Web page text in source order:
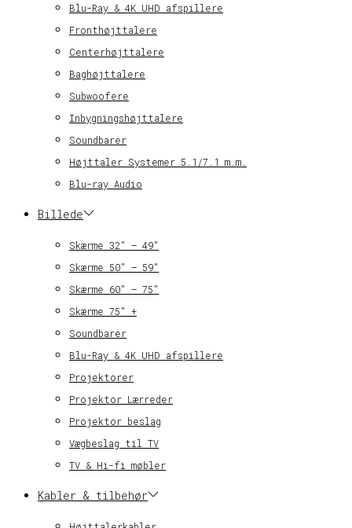
Blu-Ray & 4K UHD afspillere
Fronthøjttalere
Centerhøjttalere
Baghøjttalere
Subwoofere
Inbygningshøjttalere
Soundbarer
Højttaler Systemer 5.1/7.1 m.m.
Blu-ray Audio
Billede
Skærme 32″ – 49″
Skærme 50″ – 59″
Skærme 60″ – 75″
Skærme 75″ +
Soundbarer
Blu-Ray & 4K UHD afspillere
Projektorer
Projektor Lærreder
Projektor beslag
Vægbeslag til TV
TV & Hi-fi møbler
Kabler & tilbehør